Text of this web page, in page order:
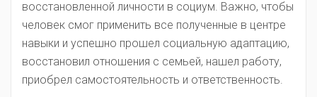
восстановленной личности в социум. Важно, чтобы
человек смог применить все полученные в центре
навыки и успешно прошел социальную адаптацию,
восстановил отношения с семьей, нашел работу,
приобрел самостоятельность и ответственность.